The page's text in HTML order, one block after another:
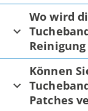
Wo wird
Können
Patches